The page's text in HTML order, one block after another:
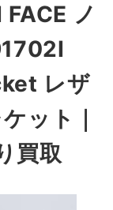
ノ
レザ
ット
買取